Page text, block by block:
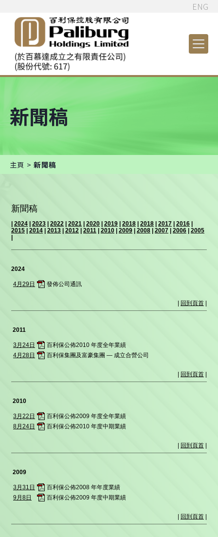
ENG
新聞稿
主頁 >新聞稿